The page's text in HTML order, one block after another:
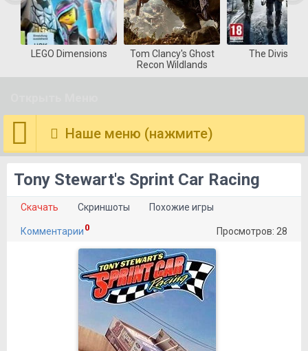
LEGO Dimensions
Tom Clancy's Ghost
Recon Wildlands
The Division
Наше меню (нажмите)
Tony Stewart's Sprint Car Racing
Скачать Скриншоты Похожие игры
Комментарии 0 Просмотров: 28